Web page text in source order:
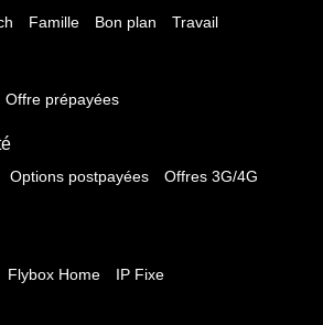
Famille Bon plan Travail
Offre prépayées
Options postpayées
Offres 3G/4G
Flybox Home IP Fixe